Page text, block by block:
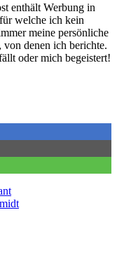
enthält Werbung in
welche ich kein
meine persönliche
denen ich berichte.
oder mich begeistert!